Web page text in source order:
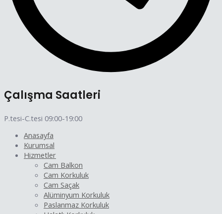
Çalışma Saatleri
P.tesi-C.tesi 09:00-19:00
Anasayfa
Kurumsal
Hizmetler
Cam Balkon
Cam Korkuluk
Cam Saçak
Alüminyum Korkuluk
Paslanmaz Korkuluk